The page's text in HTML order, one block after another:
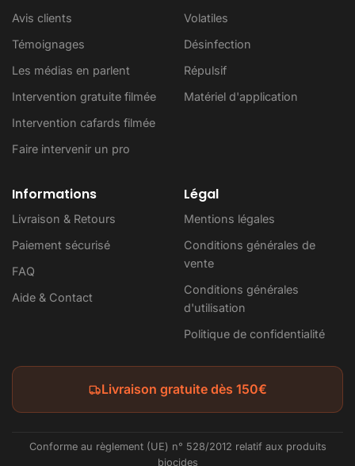
Avis clients
Témoignages
Les médias en parlent
Intervention gratuite filmée
Intervention cafards filmée
Faire intervenir un pro
Volatiles
Désinfection
Répulsif
Matériel d'application
Informations
Livraison & Retours
Paiement sécurisé
FAQ
Aide & Contact
Légal
Mentions légales
Conditions générales de
vente
Conditions générales
d'utilisation
Politique de confidentialité
Livraison gratuite dès 150€
Conforme au règlement (UE) n° 528/2012 relatif aux produits
biocides